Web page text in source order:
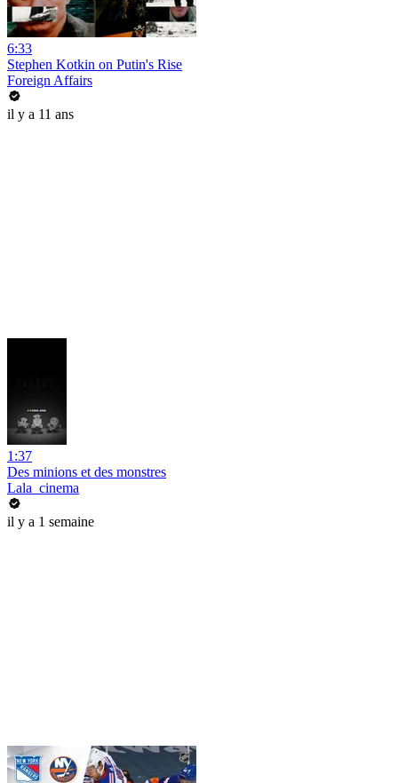
6:33
Stephen Kotkin on Putin's Rise
Foreign Affairs
il y a 11 ans
1:37
Des minions et des monstres
Lala_cinema
il y a 1 semaine